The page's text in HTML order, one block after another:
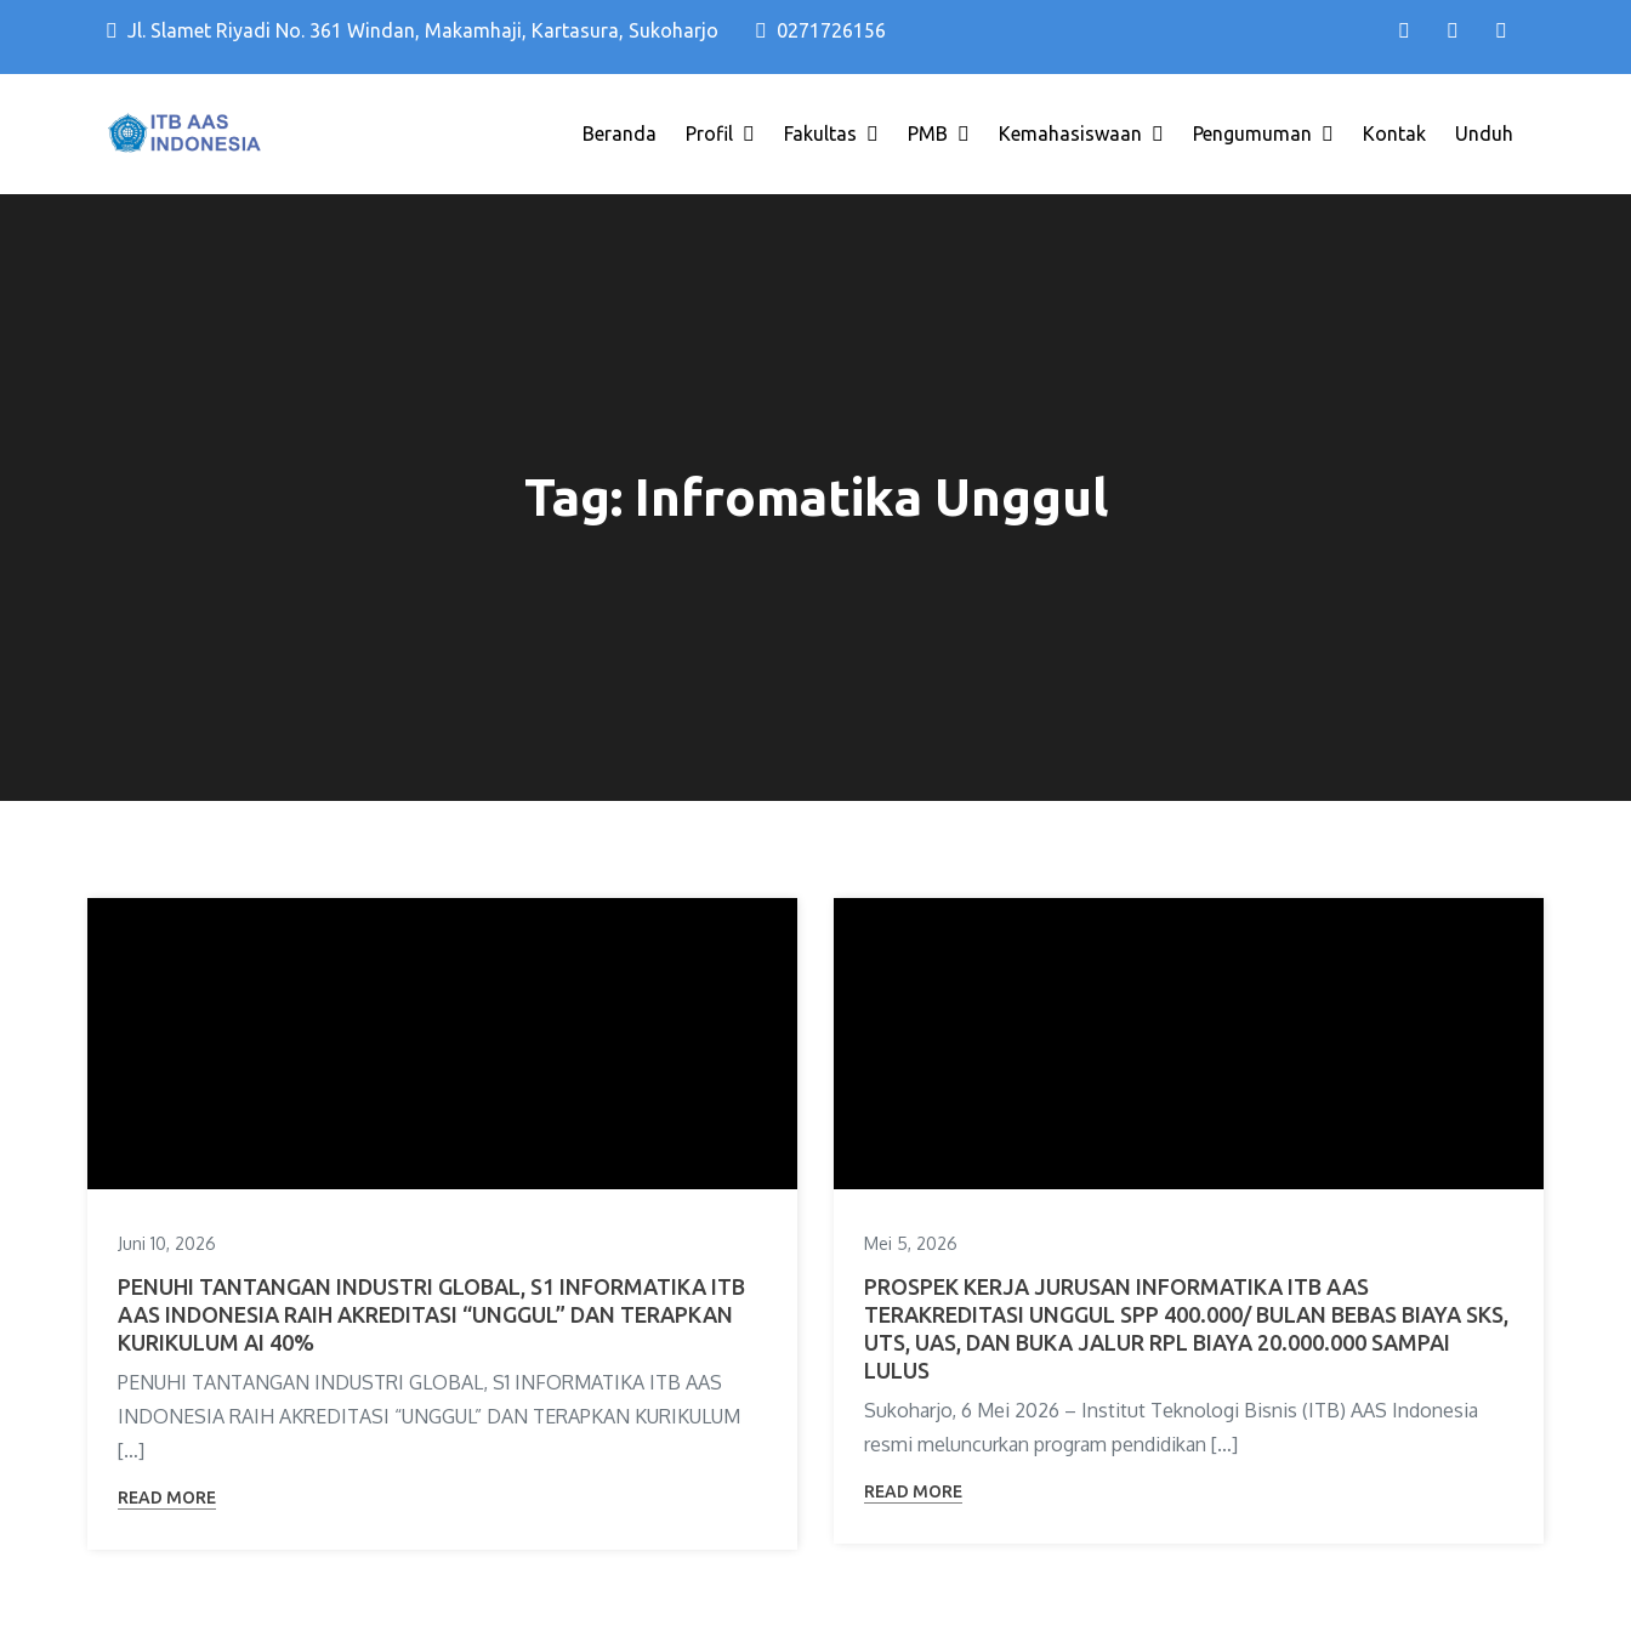
Jl. Slamet Riyadi No. 361 Windan, Makamhaji, Kartasura, Sukoharjo 0271726156
Kampus PTS Solo Terbaik di Solo Raya ITB AAS INDONESIA
Kampus PTS Solo Terbaik di Solo Raya ITB AAS INDONESIA
Beranda Profil Fakultas PMB Kemahasiswaan Pengumuman Kontak Unduh
Tag: Infromatika Unggul
Juni 10, 2026
PENUHI TANTANGAN INDUSTRI GLOBAL, S1 INFORMATIKA ITB
AAS INDONESIA RAIH AKREDITASI “UNGGUL” DAN TERAPKAN
KURIKULUM AI 40%
PENUHI TANTANGAN INDUSTRI GLOBAL, S1 INFORMATIKA ITB AAS
INDONESIA RAIH AKREDITASI “UNGGUL” DAN TERAPKAN KURIKULUM
[…]
READ MORE
Mei 5, 2026
PROSPEK KERJA JURUSAN INFORMATIKA ITB AAS
TERAKREDITASI UNGGUL SPP 400.000/ BULAN BEBAS BIAYA SKS,
UTS, UAS, DAN BUKA JALUR RPL BIAYA 20.000.000 SAMPAI
LULUS
Sukoharjo, 6 Mei 2026 – Institut Teknologi Bisnis (ITB) AAS Indonesia
resmi meluncurkan program pendidikan […]
READ MORE